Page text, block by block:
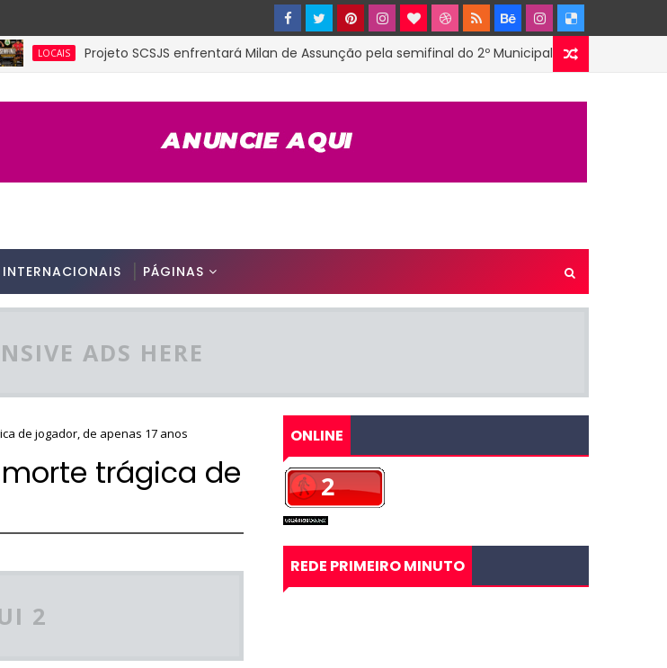
Projeto SCSJS enfrentará Milan de Assunção pela semifinal do 2º Municipal de Futsal em Tenório-
INTERNACIONAIS PÁGINAS
ADS HERE
de jogador, de apenas 17 anos
trágica de
2
ONLINE
REDE PRIMEIRO MINUTO